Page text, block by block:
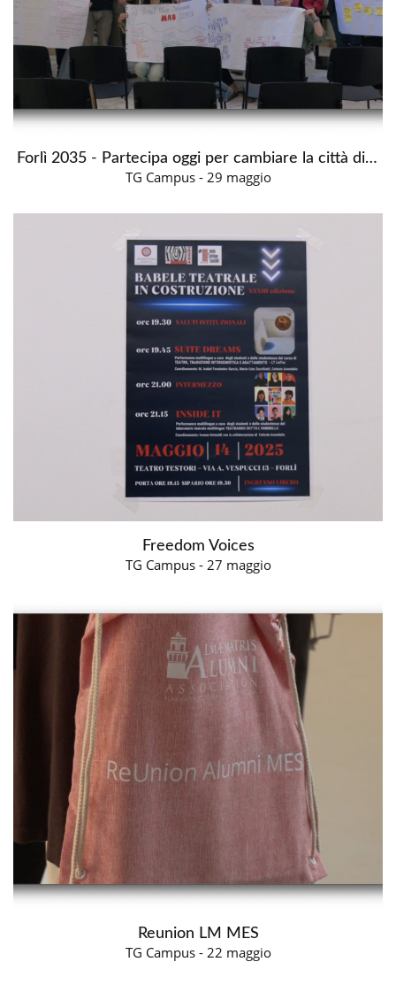
Forlì 2035 - Partecipa oggi per cambiare la città di domani
TG Campus - 29 maggio
Freedom Voices
TG Campus - 27 maggio
Reunion LM MES
TG Campus - 22 maggio